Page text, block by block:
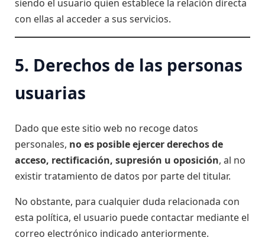
siendo el usuario quien establece la relación directa
con ellas al acceder a sus servicios.
5. Derechos de las personas
usuarias
Dado que este sitio web no recoge datos
personales, no es posible ejercer derechos de
acceso, rectificación, supresión u oposición, al no
existir tratamiento de datos por parte del titular.
No obstante, para cualquier duda relacionada con
esta política, el usuario puede contactar mediante el
correo electrónico indicado anteriormente.